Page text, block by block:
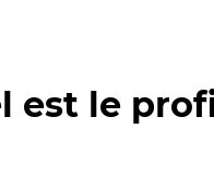
est le